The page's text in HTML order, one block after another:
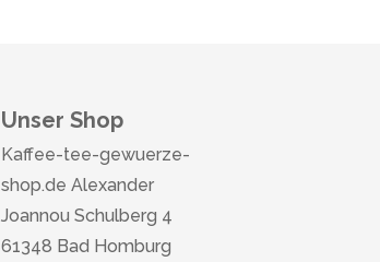
Unser Shop
Kaffee-tee-gewuerze-
shop.de Alexander
Joannou Schulberg 4
61348 Bad Homburg